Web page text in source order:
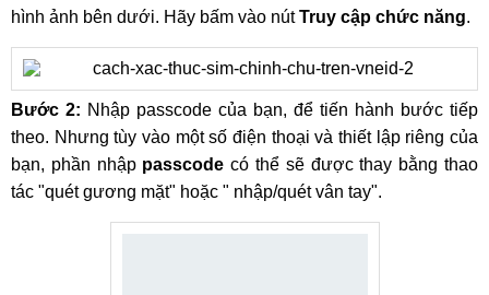
hình ảnh bên dưới. Hãy bấm vào nútTruy cập chức năng.
Bước 2: Nhập passcode của bạn, để tiến hành bước tiếp
theo. Nhưng tùy vào một số điện thoại và thiết lập riêng của
bạn, phần nhập passcode có thể sẽ được thay bằng thao
tác "quét gương mặt" hoặc " nhập/quét vân tay".